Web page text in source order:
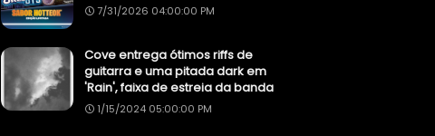
7/31/2026 04:00:00 PM
Cove entrega ótimos riffs de
guitarra e uma pitada dark em
'Rain', faixa de estreia da banda
1/15/2024 05:00:00 PM